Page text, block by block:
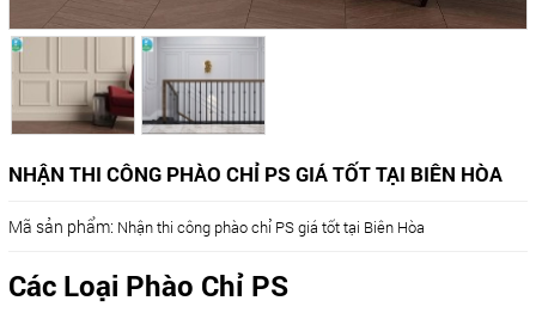
NHẬN THI CÔNG PHÀO CHỈ PS GIÁ TỐT TẠI BIÊN HÒA
Mã sản phẩm: Nhận thi công phào chỉ PS giá tốt tại Biên Hòa
Các Loại Phào Chỉ PS